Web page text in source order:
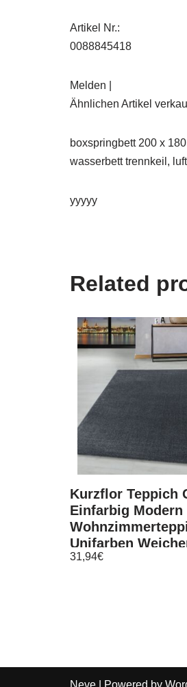
Artikel Nr.:
0088845418
Melden |
Ähnlichen Artikel
boxspringbett 200 x
wasserbett trennkeil,
yyyyy
Related
Kurzflor Teppich
Einfarbig Modern
Unifarben
31,94€